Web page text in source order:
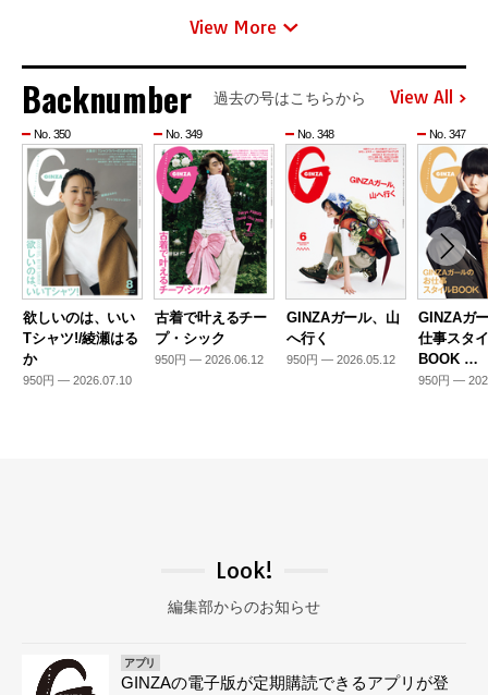
View More
Backnumber 過去の号はこちらから View All
No. 350
欲しいのは、いい
Tシャツ!/綾瀬はる
か
950円 — 2026.07.10
No. 349
古着で叶えるチー
プ・シック
950円 — 2026.06.12
No. 348
GINZAガール、山
へ行く
950円 — 2026.05.12
No. 347
GINZAガ
仕事スタ
BOOK …
950円 —
Look!
編集部からのお知らせ
アプリ
GINZAの電子版が定期購読できるアプリが登